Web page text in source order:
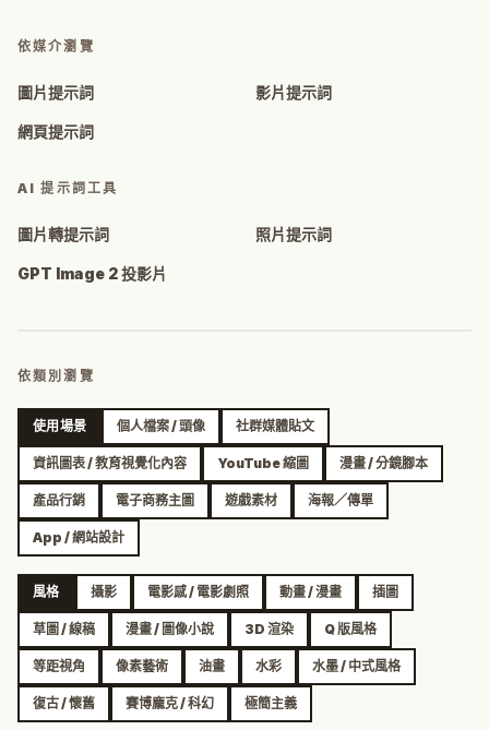
依媒介瀏覽
圖片提示詞 影片提示詞
網頁提示詞
AI 提示詞工具
圖片轉提示詞 照片提示詞
GPT Image 2 投影片
依類別瀏覽
使用場景 個人檔案 / 頭像 社群媒體貼文
資訊圖表 / 教育視覺化內容 YouTube 縮圖 漫畫 / 分鏡腳本
產品行銷 電子商務主圖 遊戲素材 海報／傳單
App / 網站設計
風格 攝影 電影感 / 電影劇照 動畫 / 漫畫 插圖
草圖 / 線稿 漫畫 / 圖像小說 3D 渲染 Q 版風格
等距視角 像素藝術 油畫 水彩 水墨 / 中式風格
復古 / 懷舊 賽博龐克 / 科幻 極簡主義